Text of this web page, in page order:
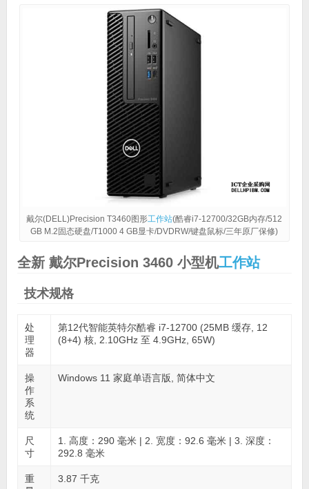
戴尔(DELL)Precision T3460图形工作站(酷睿i7-12700/32GB内存/512
GB M.2固态硬盘/T1000 4 GB显卡/DVDRW/键盘鼠标/三年原厂保修)
全新 戴尔Precision 3460 小型机工作站
技术规格
处
理
器
第12代智能英特尔酷睿 i7-12700 (25MB 缓存, 12
(8+4) 核, 2.10GHz 至 4.9GHz, 65W)
操
作
系
统
Windows 11 家庭单语言版, 简体中文
尺
寸
1. 高度：290 毫米 | 2. 宽度：92.6 毫米 | 3. 深度：
292.8 毫米
重
3.87 千克